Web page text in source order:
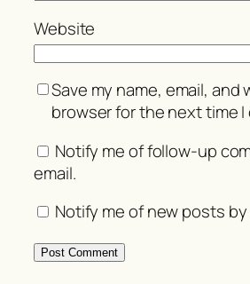
Website
Save my name, email,
browser for the next time I
Notify me of follow-up
email.
Notify me of new posts by